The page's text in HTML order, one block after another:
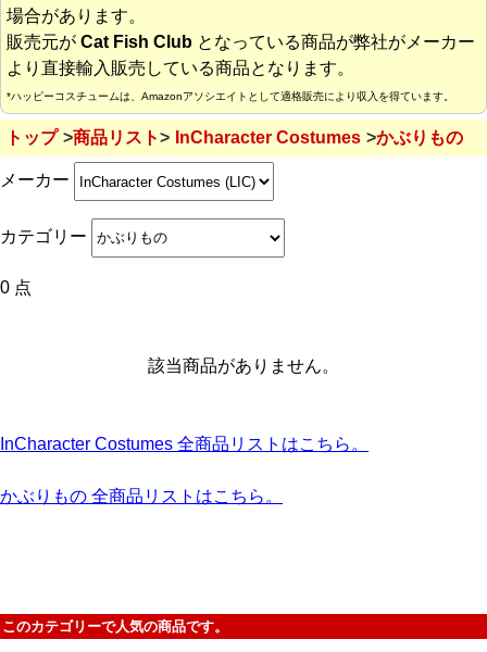
場合があります。
販売元が Cat Fish Club となっている商品が弊社がメーカー
より直接輸入販売している商品となります。
*ハッピーコスチュームは、Amazonアソシエイトとして適格販売により収入を得ています。
トップ 商品リスト InCharacter Costumes かぶりもの
メーカー
カテゴリー
0 点
該当商品がありません。
InCharacter Costumes 全商品リストはこちら。
かぶりもの 全商品リストはこちら。
このカテゴリーで人気の商品です。